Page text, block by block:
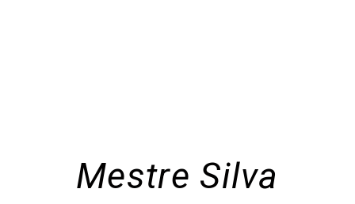
Mestre Silva